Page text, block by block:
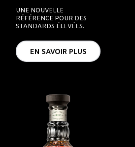
UNE NOUVELLE
RÉFÉRENCE POUR DES
STANDARDS ÉLEVÉES.
EN SAVOIR PLUS